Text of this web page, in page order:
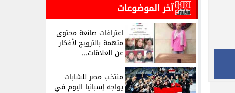
آخر الموضوعات
اعترافات صانعة محتوى
متهمة بالترويج لأفكار
عن العلاقات...
منتخب مصر للشابات
يواجه إسبانيا اليوم في